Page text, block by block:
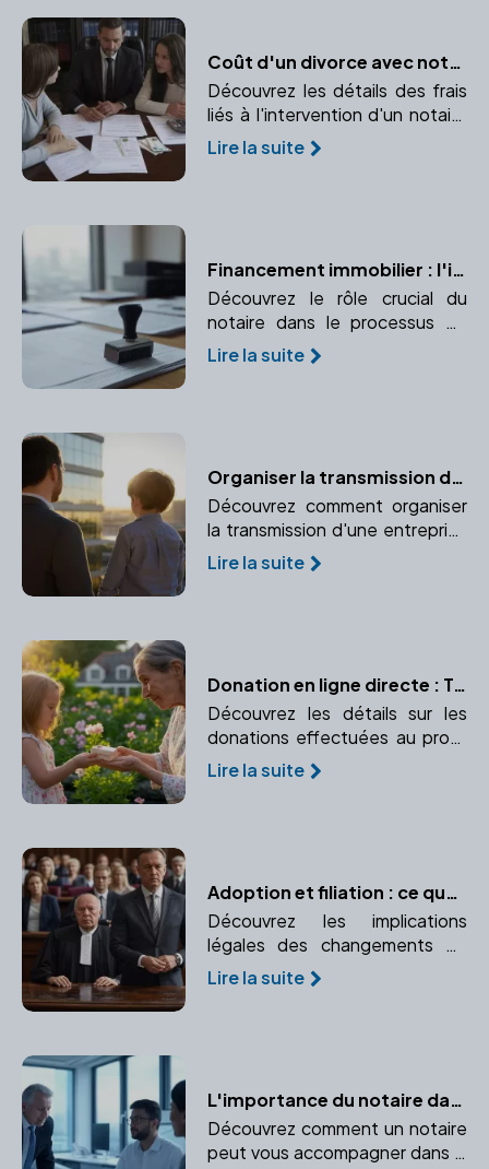
Coût d'un divorce avec notaire : Décryptage
Découvrez les détails des frais
liés à l'intervention d'un notaire
en cas de divorce. Comprendre
les honoraires, frais
Lire la suite
Financement immobilier : l'importance du notaire
Découvrez le rôle crucial du
notaire dans le processus de
financement immobilier, de
l'authentification des actes de
Lire la suite
Organiser la transmission d'une entreprise familiale avec un notaire
Découvrez comment organiser
la transmission d'une entreprise
familiale avec l'aide d'un notaire.
Une planification préalable est
Lire la suite
Donation en ligne directe : Tout ce que vous devez savoir
Découvrez les détails sur les
donations effectuées au profit
des descendants, avec leurs
implications fiscales. Apprenez
Lire la suite
Adoption et filiation : ce que dit la loi
Découvrez les implications
légales des changements de
filiation après l'adoption.
Comprendre les liens de
Lire la suite
L'importance du notaire dans la création d'entreprise
Découvrez comment un notaire
peut vous accompagner dans la